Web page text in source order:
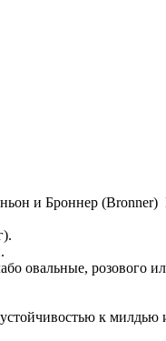
и Броннер
овальные, розового
к